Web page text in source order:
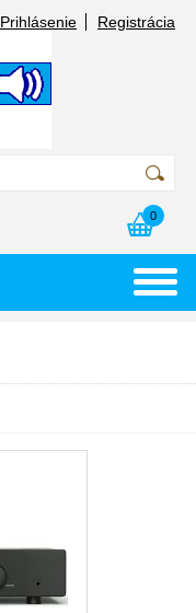
Prihlásenie Registrácia
0